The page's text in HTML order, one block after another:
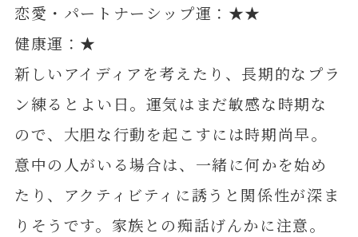
恋愛・パートナーシップ運：★★
健康運：★
新しいアイディアを考えたり、長期的なプラ
ン練るとよい日。運気はまだ敏感な時期な
ので、大胆な行動を起こすには時期尚早。
意中の人がいる場合は、一緒に何かを始め
たり、アクティビティに誘うと関係性が深ま
りそうです。家族との痴話げんかに注意。